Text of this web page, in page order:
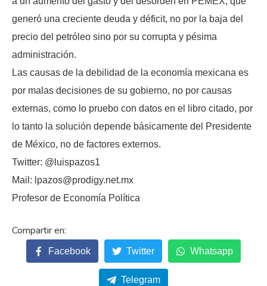
generó una creciente deuda y déficit, no por la baja del
precio del petróleo sino por su corrupta y pésima
administración.
Las causas de la debilidad de la economía mexicana es
por malas decisiones de su gobierno, no por causas
externas, como lo pruebo con datos en el libro citado, por
lo tanto la solución depende básicamente del Presidente
de México, no de factores externos.
Twitter: @luispazos1
Mail: lpazos@prodigy.net.mx
Profesor de Economía Política
Facebook Twitter Whatsapp
Telegram